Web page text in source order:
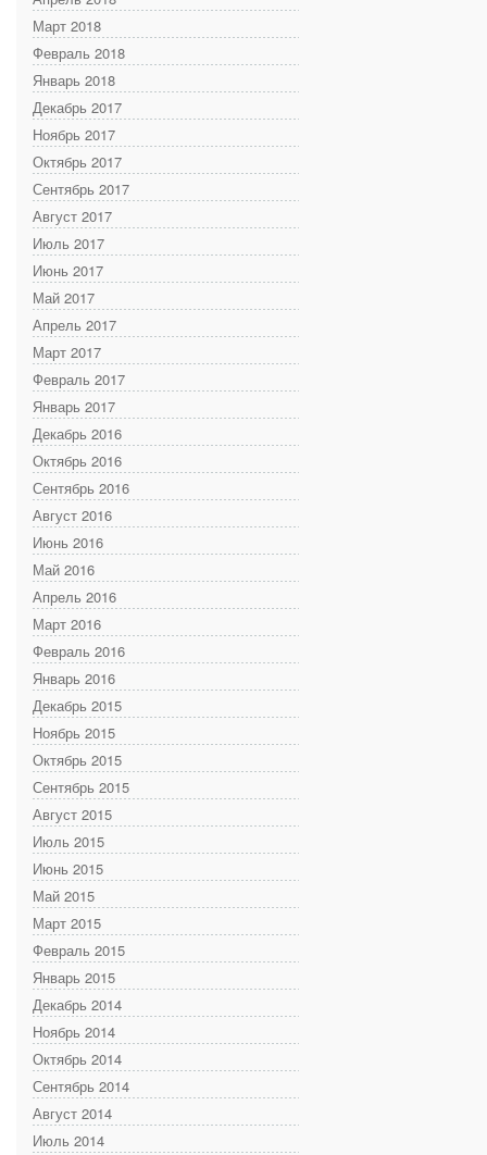
Март 2018
Февраль 2018
Январь 2018
Декабрь 2017
Ноябрь 2017
Октябрь 2017
Сентябрь 2017
Август 2017
Июль 2017
Июнь 2017
Май 2017
Апрель 2017
Март 2017
Февраль 2017
Январь 2017
Декабрь 2016
Октябрь 2016
Сентябрь 2016
Август 2016
Июнь 2016
Май 2016
Апрель 2016
Март 2016
Февраль 2016
Январь 2016
Декабрь 2015
Ноябрь 2015
Октябрь 2015
Сентябрь 2015
Август 2015
Июль 2015
Июнь 2015
Май 2015
Март 2015
Февраль 2015
Январь 2015
Декабрь 2014
Ноябрь 2014
Октябрь 2014
Сентябрь 2014
Август 2014
Июль 2014